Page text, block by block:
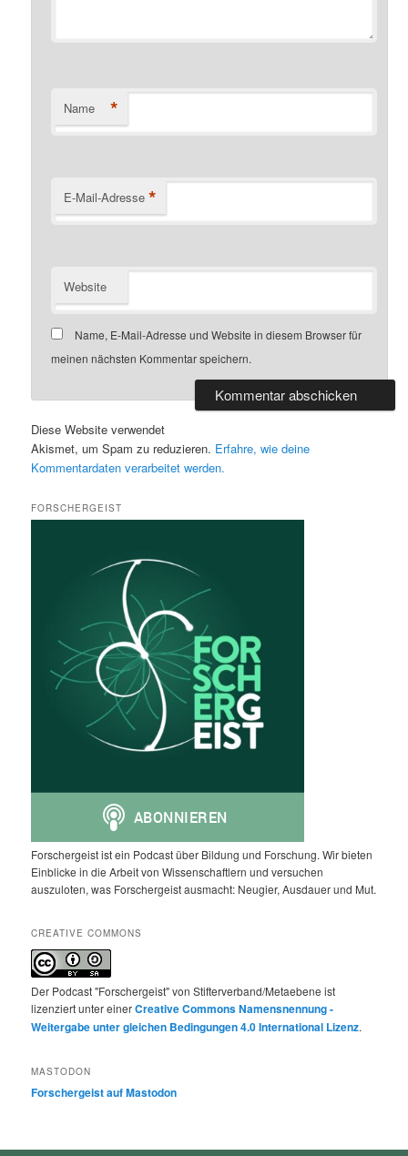
Name *
E-Mail-Adresse *
Website
Name, E-Mail-Adresse und Website in diesem Browser für
meinen nächsten Kommentar speichern.
Diese Website verwendet
Akismet, um Spam zu reduzieren. Erfahre, wie deine
Kommentardaten verarbeitet werden.
FORSCHERGEIST
Forschergeist ist ein Podcast über Bildung und Forschung. Wir bieten
Einblicke in die Arbeit von Wissenschaftlern und versuchen
auszuloten, was Forschergeist ausmacht: Neugier, Ausdauer und Mut.
CREATIVE COMMONS
Der Podcast "Forschergeist" von Stifterverband/Metaebene ist
lizenziert unter einerCreative Commons Namensnennung -
Weitergabe unter gleichen Bedingungen 4.0 International Lizenz.
MASTODON
Forschergeist auf Mastodon